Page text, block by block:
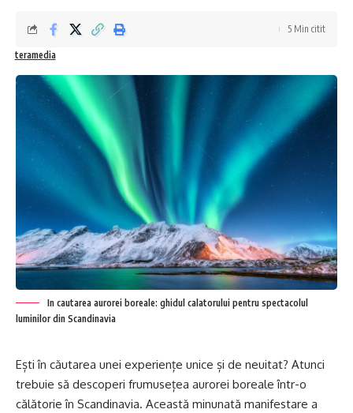
teramedia
5 Min citit
In cautarea aurorei boreale: ghidul calatorului pentru spectacolul
luminilor din Scandinavia
Ești în căutarea unei experiențe unice și de neuitat? Atunci
trebuie să descoperi frumusețea aurorei boreale într-o
călătorie în Scandinavia. Această minunată manifestare a